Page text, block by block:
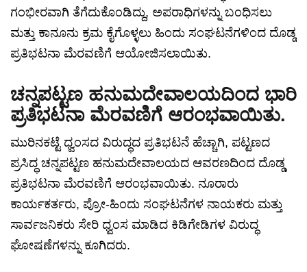
ಗಂಭೀರವಾಗಿ ತೆಗೆದುಕೊಂಡಿದ್ದು, ಅಪರಾಧಿಗಳನ್ನು ಬಂಧಿಸಲು
ಮತ್ತು ಕಾನೂನು ಕ್ರಮ ಕೈಗೊಳ್ಳಲು ಹಿಂದು ಸಂಘಟನೆಗಳಿಂದ ದೊಡ್ಡ
ಪ್ರತಿಭಟನಾ ಮೆರವಣಿಗೆ ಆಯೋಜಿಸಲಾಯಿತು.
ಚನ್ನಪಟ್ಟಣ ಹನುಮದೇವಾಲಯದಿಂದ ಭಾರಿ
ಪ್ರತಿಭಟನಾ ಮೆರವಣಿಗೆ ಆರಂಭವಾಯಿತು.
ಮುರಿನಕಟ್ಟೆ ಧ್ವಂಸದ ವಿರುದ್ಧದ ಪ್ರತಿಭಟನೆ ಹೆಚ್ಚಾಗಿ, ಪಟ್ಟಣದ
ಪ್ರಸಿದ್ಧ ಚನ್ನಪಟ್ಟಣ ಹನುಮದೇವಾಲಯದ ಆವರಣದಿಂದ ದೊಡ್ಡ
ಪ್ರತಿಭಟನಾ ಮೆರವಣಿಗೆ ಆರಂಭವಾಯಿತು. ನೂರಾರು
ಕಾರ್ಯಕರ್ತರು, ಪ್ರೋ-ಹಿಂದು ಸಂಘಟನೆಗಳ ನಾಯಕರು ಮತ್ತು
ಸಾರ್ವಜನಿಕರು ಸೇರಿ ಧ್ವಂಸ ಮಾಡಿದ ಕಿಡಿಗೇಡಿಗಳ ವಿರುದ್ಧ
ಘೋಷಣೆಗಳನ್ನು ಕೂಗಿದರು.